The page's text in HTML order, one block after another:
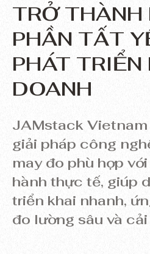
TRỞ THÀNH
PHẦN TẤT
PHÁT TRIỂN
DOANH
JAMstack
giải pháp công
may đo phù hợp
hành thực tế, giúp
triển khai nhanh,
đo lường sâu và